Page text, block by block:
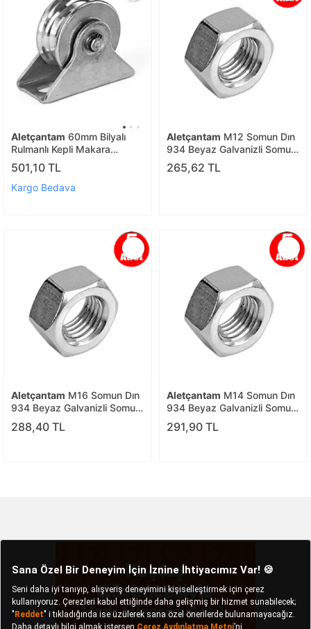
Aletçantam 60mm Bilyalı
Rulmanlı Kepli Makara
Sürgülü Kapı Ray Tekeri
501,10 TL
Kargo Bedava
Aletçantam M12 Somun Dın
934 Beyaz Galvanizli Somun
-10 Adet
265,62 TL
Aletçantam M16 Somun Dın
934 Beyaz Galvanizli Somun
-5 Adet
288,40 TL
Aletçantam M14 Somun Dın
934 Beyaz Galvanizli Somun
-5 Adet
291,90 TL